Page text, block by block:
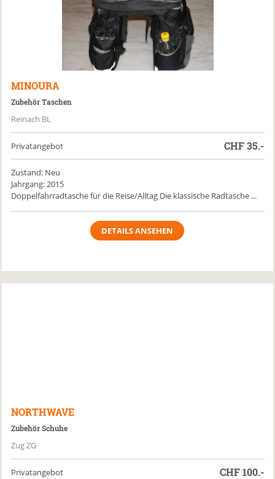
MINOURA
Zubehör Taschen
Reinach BL
Privatangebot CHF35.-
Zustand: Neu
Jahrgang: 2015
Doppelfahrradtasche für die Reise/Alltag Die klassische Radtasche ...
DETAILS ANSEHEN
NORTHWAVE
Zubehör Schuhe
Zug ZG
Privatangebot CHF100.-